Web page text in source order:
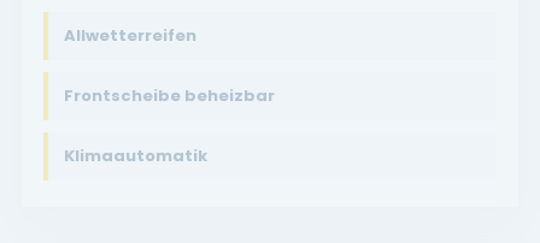
Allwetterreifen
Frontscheibe beheizbar
Klimaautomatik